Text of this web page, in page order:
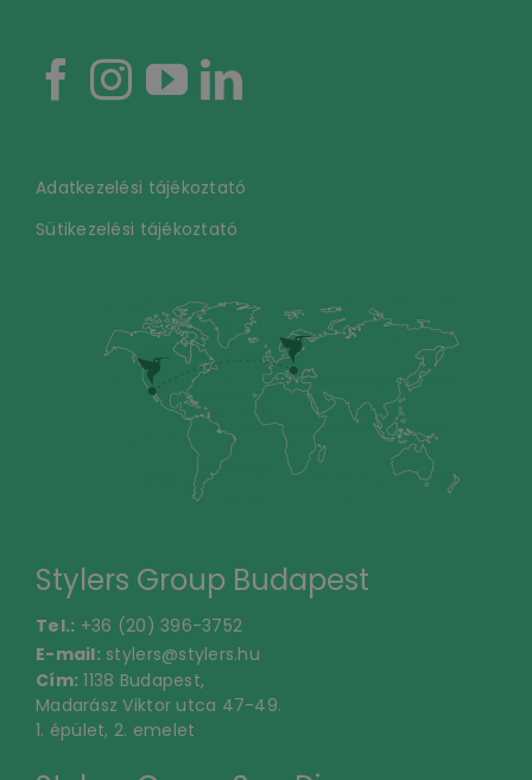
Adatkezelési tájékoztató
Sütikezelési tájékoztató
Stylers Group Budapest
Tel.: +36 (20) 396-3752
E-mail: stylers@stylers.hu
Cím: 1138 Budapest,
Madarász Viktor utca 47-49.
1. épület, 2. emelet